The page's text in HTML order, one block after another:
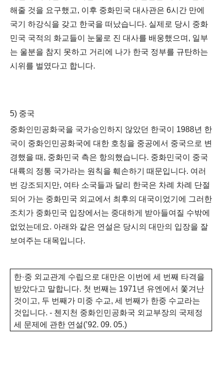
해줄 것을 요구했고, 이후 중화민국 대사관은 6시간 만에
국기 하강식을 갖고 한국을 떠났습니다. 실제로 당시 중화
민국 국적의 화교들이 눈물로 진 대사를 배웅했으며 , 일부
는 울분을 참지 못하고 거리에 나가 한국 정부를 규탄하는
시위를 벌였다고 합니다.
5) 중국
중화인민공화국을 국가승인하지 않았던 한국이
1988년 한
국이 중화인민공화국에 대한 호칭을 중공에서 중국으로 변
경했을 때 , 중화민국 측은 항의했습니다. 중화민국이 중국
대륙의 정통 국가라는 원칙을 훼손하기 때문입니다. 여러
번 강조되지만, 여타 소국들과 달리 한국은 차례 차례 단절
되어 가는 중화민국 외교에서 최후의 대국이었기에 그러한
조치가 중화민국 입장에서는 중대하게 받아들여질 수밖에
없었는데요. 아래와 같은 연설은 당시의 대만의 입장을 잘
보여주는 대목입니다.
한·중 외교관계 수립으로 대만은 이번에 세 번째 타격을
받았다고 말합니다. 첫 번째는 1971년 유엔에서 쫓겨난
것이고, 두 번째가 미중 수교,세 번째가 한중 수교라는
것입니다. - 첸지천 중화인민공화국 외교부장의 국제정
세 문제에 관한 연설(’92. 09. 05.)